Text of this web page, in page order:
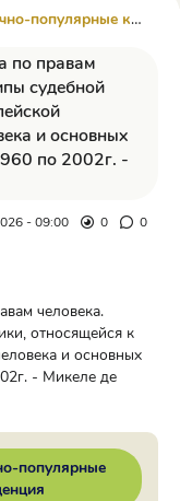
популярные книги
по правам
судебной
и основных
по 2002г. -
- 09:00 0 0
популярные